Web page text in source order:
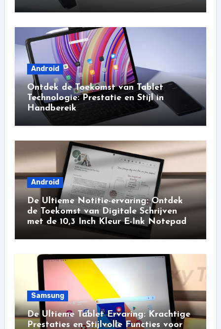
Android
Ontdek de Toekomst van Tablet
Technologie: Prestatie en Stijl in
Handbereik
Android
De Ultieme Notitie-ervaring: Ontdek
de Toekomst van Digitale Schrijven
met de 10,3 Inch Kleur E-Ink Notepad
Samsung
De Ultieme Tablet Ervaring: Krachtige
Prestaties en Stijlvolle Functies voor